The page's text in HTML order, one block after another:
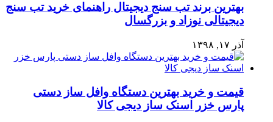
بهترین برند تب سنج دیجیتال راهنمای خرید تب سنج
دیجیتالی نوزاد و بزرگسال
آذر ۱۷, ۱۳۹۸
قیمت و خرید بهترین دستگاه وافل ساز دستی
پارس خزر اسنک ساز دیجی کالا